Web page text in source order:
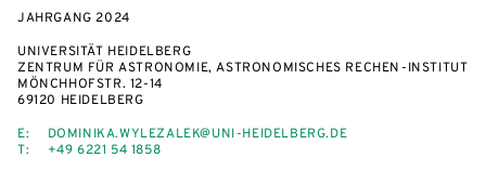
JAHRGANG 2024
UNIVERSITÄT HEIDELBERG
ZENTRUM FÜR ASTRONOMIE, ASTRONOMISCHES RECHEN-INSTITUT
MÖNCHHOFSTR. 12-14
69120 HEIDELBERG
E:
DOMINIKA.WYLEZALEK@UNI-HEIDELBERG.DE
T:
+49 6221 54 1858